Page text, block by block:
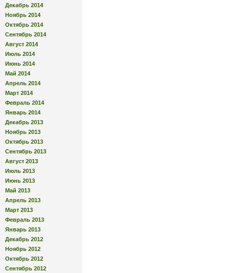
Декабрь 2014
Ноябрь 2014
Октябрь 2014
Сентябрь 2014
Август 2014
Июль 2014
Июнь 2014
Май 2014
Апрель 2014
Март 2014
Февраль 2014
Январь 2014
Декабрь 2013
Ноябрь 2013
Октябрь 2013
Сентябрь 2013
Август 2013
Июль 2013
Июнь 2013
Май 2013
Апрель 2013
Март 2013
Февраль 2013
Январь 2013
Декабрь 2012
Ноябрь 2012
Октябрь 2012
Сентябрь 2012